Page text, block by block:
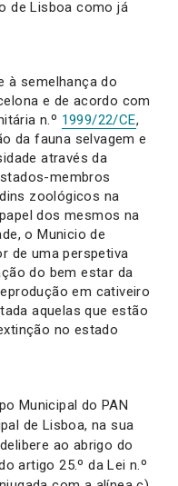
de Lisboa como já
à semelhança do
e de acordo com
n.º 1999/22/CE,
da fauna selvagem e
através da
membros
zoológicos na
dos mesmos na
o Municio de
de uma perspetiva
do bem estar da
em cativeiro
aquelas que estão
no estado
Municipal do PAN
de Lisboa, na sua
ao abrigo do
artigo 25.º da Lei n.º